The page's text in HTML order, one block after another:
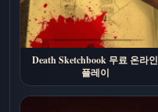
Death Sketchbook 무료 온라인
플레이